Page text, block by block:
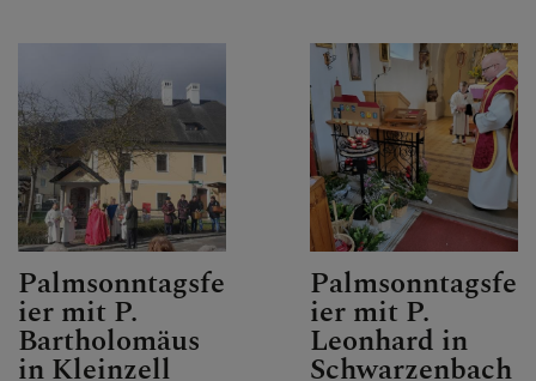
PFARRVERBANDSBLÄTT
ER
SEELSORGETEAM
Palmsonntagsfe
ier mit P.
Bartholomäus
in Kleinzell
Palmsonntagsfe
ier mit P.
Leonhard in
Schwarzenbach